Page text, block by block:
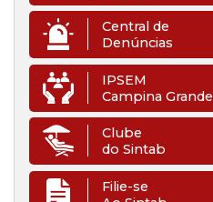
Central de
Denúncias
IPSEM
Campina Grande
Clube
do Sintab
Filie-se